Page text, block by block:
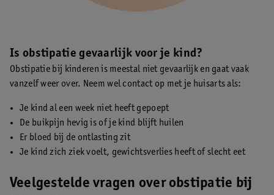
Is obstipatie gevaarlijk voor je kind?
Obstipatie bij kinderen is meestal niet gevaarlijk en gaat vaak
vanzelf weer over. Neem wel contact op met je huisarts als:
Je kind al een week niet heeft gepoept
De buikpijn hevig is of je kind blijft huilen
Er bloed bij de ontlasting zit
Je kind zich ziek voelt, gewichtsverlies heeft of slecht eet
Veelgestelde vragen over obstipatie bij